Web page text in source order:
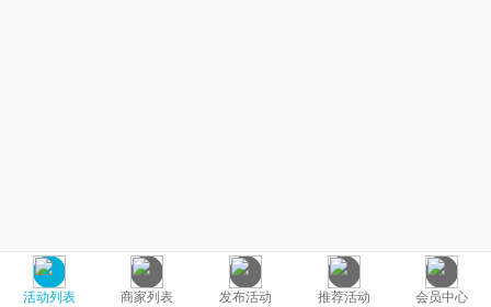
活动列表 商家列表 发布活动 推荐活动 会员中心